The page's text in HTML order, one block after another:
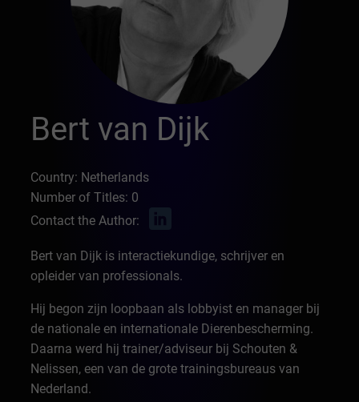
Bert van Dijk
Country: Netherlands
Number of Titles: 0
Contact the Author:
Bert van Dijk is interactiekundige, schrijver en
opleider van professionals.
Hij begon zijn loopbaan als lobbyist en manager bij
de nationale en internationale Dierenbescherming.
Daarna werd hij trainer/adviseur bij Schouten &
Nelissen, een van de grote trainingsbureaus van
Nederland.